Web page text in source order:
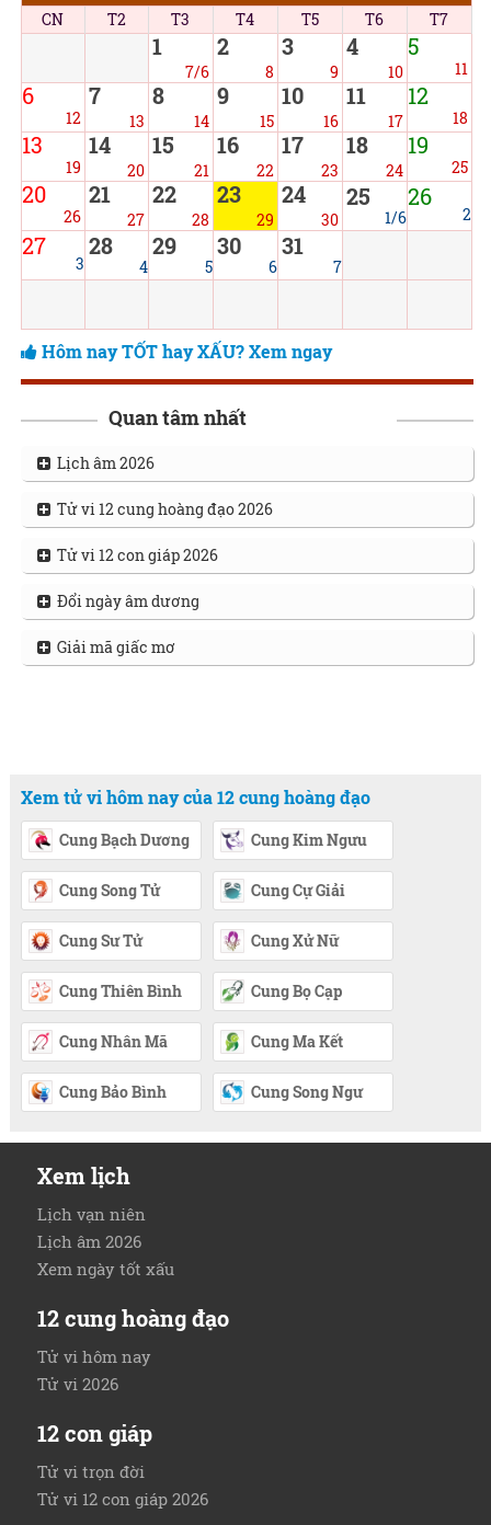
CN T2 T3 T4 T5 T6 T7
1
7/6
2
8
3
9
4
10
5
11
6
12
7
13
8
14
9
15
10
16
11
17
12
18
13
19
14
20
15
21
16
22
17
23
18
24
19
25
20
26
21
27
22
28
23
29
24
30
25
1/6
26
2
27
3
28
4
29
5
30
6
31
7
Hôm nay TỐT hay XẤU? Xem ngay
Quan tâm nhất
Lịch âm 2026
Tử vi 12 cung hoàng đạo 2026
Tử vi 12 con giáp 2026
Đổi ngày âm dương
Giải mã giấc mơ
Xem tử vi hôm nay của 12 cung hoàng đạo
Cung Bạch Dương Cung Kim Ngưu
Cung Song Tử Cung Cự Giải
Cung Sư Tử Cung Xử Nữ
Cung Thiên Bình Cung Bọ Cạp
Cung Nhân Mã Cung Ma Kết
Cung Bảo Bình Cung Song Ngư
Xem lịch
Lịch vạn niên
Lịch âm 2026
Xem ngày tốt xấu
12 cung hoàng đạo
Tử vi hôm nay
Tử vi 2026
12 con giáp
Tử vi trọn đời
Tử vi 12 con giáp 2026